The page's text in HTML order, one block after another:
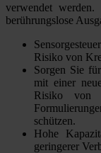
verwendet
berührungslose
Risiko von
Sorgen Sie
mit einer
Risiko von
schützen.
Hohe
geringerer